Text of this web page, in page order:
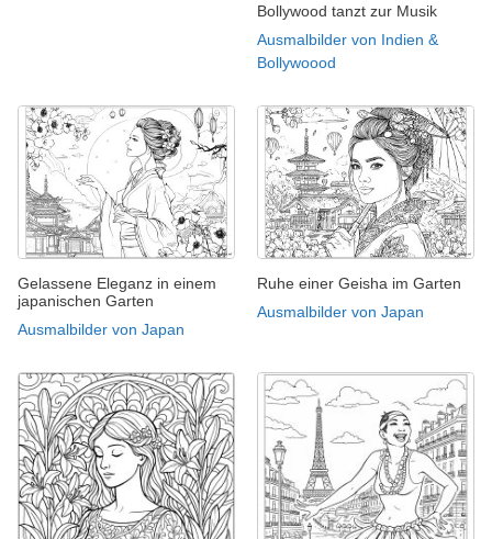
Bollywood tanzt zur Musik
Ausmalbilder von Indien &
Bollywoood
Gelassene Eleganz in einem
japanischen Garten
Ausmalbilder von Japan
Ruhe einer Geisha im Garten
Ausmalbilder von Japan